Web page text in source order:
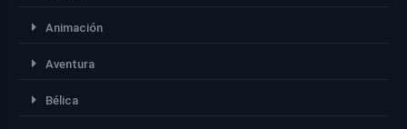
Animación
Aventura
Bélica